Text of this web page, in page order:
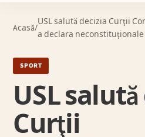
Acasă/
USL salută decizia Curţii
a declara
SPORT
USL
Curţii